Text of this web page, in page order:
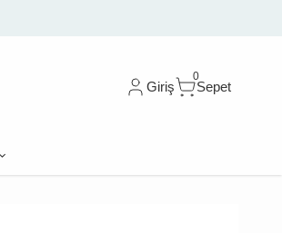
Giriş
0
Sepet